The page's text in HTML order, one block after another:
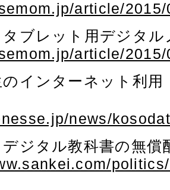
article/
タブレット用デジタ
article/
のインターネット利
news/
デジタル教科書の無償